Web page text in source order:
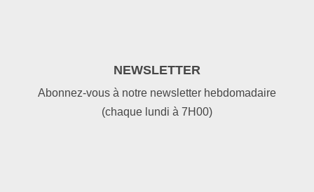
NEWSLETTER
Abonnez-vous à notre newsletter hebdomadaire
(chaque lundi à 7H00)